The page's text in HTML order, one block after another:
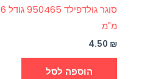
סוגר גולדפילד 950465 גודל 6
מ"מ
4.50 ₪
הוספה לסל